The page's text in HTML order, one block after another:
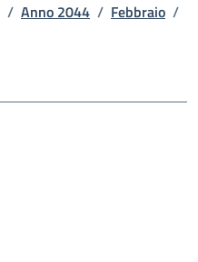
/ Anno 2044 / Febbraio /